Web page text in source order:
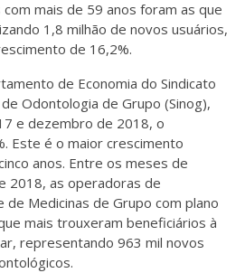
mais de 59 anos foram as que
1,8 milhão de novos usuários,
de 16,2%.
de Economia do Sindicato
Odontologia de Grupo (Sinog),
e dezembro de 2018, o
Este é o maior crescimento
anos. Entre os meses de
2018, as operadoras de
Medicinas de Grupo com plano
mais trouxeram beneficiários à
representando 963 mil novos